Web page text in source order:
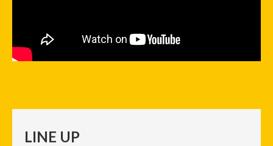
LINE UP